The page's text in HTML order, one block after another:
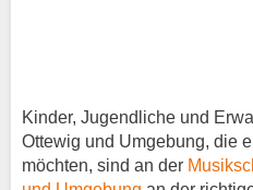
Kinder, Jugendliche und
Ottewig und Umgebung, die
möchten, sind an der